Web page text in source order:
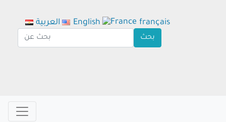
العربية English français